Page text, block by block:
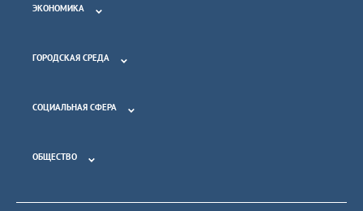
ЭКОНОМИКА
ГОРОДСКАЯ СРЕДА
СОЦИАЛЬНАЯ СФЕРА
ОБЩЕСТВО